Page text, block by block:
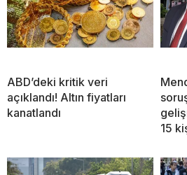
ABD’deki kritik veri
açıklandı! Altın fiyatları
kanatlandı
15